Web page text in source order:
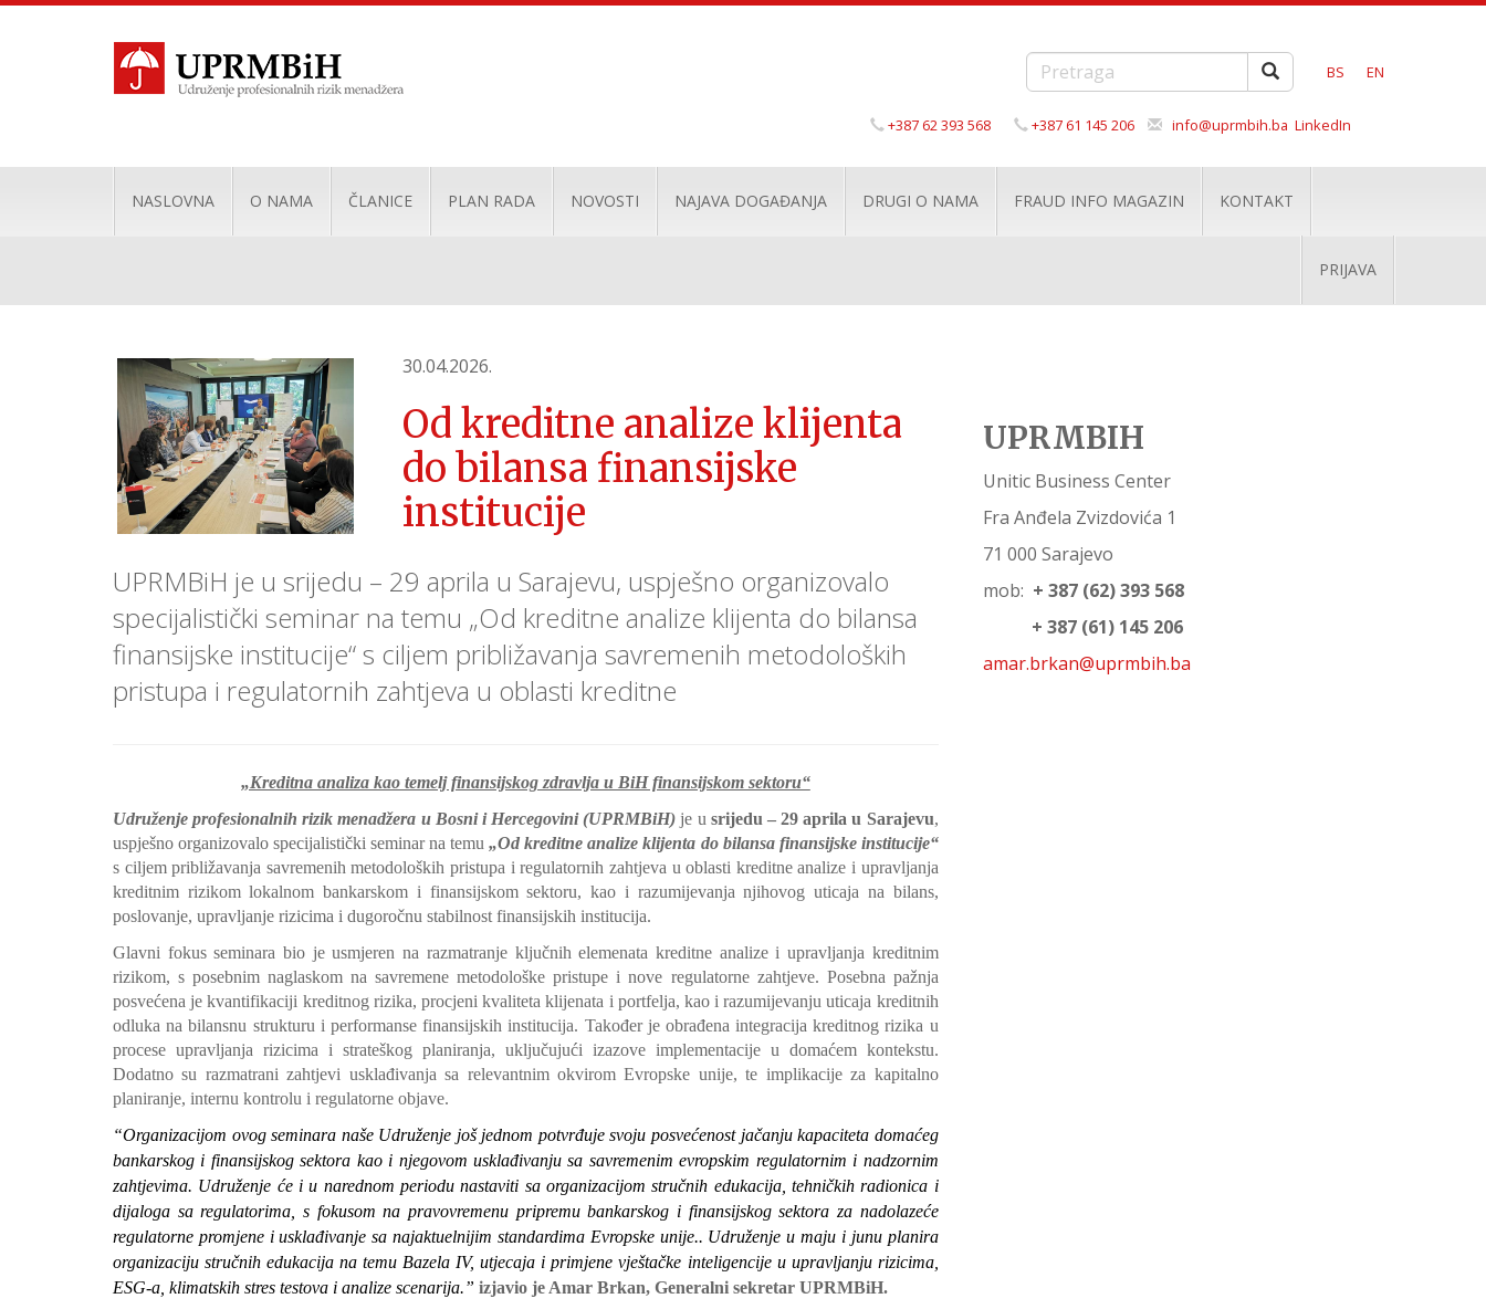
BS EN
+387 62 393 568 +387 61 145 206 info@uprmbih.ba LinkedIn
NASLOVNA O NAMA ČLANICE PLAN RADA NOVOSTI NAJAVA DOGAĐANJA DRUGI O NAMA FRAUD INFO MAGAZIN KONTAKT
PRIJAVA
30.04.2026.
Od kreditne analize klijenta
do bilansa finansijske
institucije
UPRMBiH je u srijedu – 29 aprila u Sarajevu, uspješno organizovalo
specijalistički seminar na temu „Od kreditne analize klijenta do bilansa
finansijske institucije“ s ciljem približavanja savremenih metodoloških
pristupa i regulatornih zahtjeva u oblasti kreditne
„Kreditna analiza kao temelj finansijskog zdravlja u BiH finansijskom sektoru“
Udruženje profesionalnih rizik menadžera u Bosni i Hercegovini (UPRMBiH) je u srijedu – 29 aprila u Sarajevu,
uspješno organizovalo specijalistički seminar na temu„Od kreditne analize klijenta do bilansa finansijske institucije“
s ciljem približavanja savremenih metodoloških pristupa i regulatornih zahtjeva u oblasti kreditne analize i upravljanja
kreditnim rizikom lokalnom bankarskom i finansijskom sektoru, kao i razumijevanja njihovog uticaja na bilans,
poslovanje, upravljanje rizicima i dugoročnu stabilnost finansijskih institucija.
Glavni fokus seminara bio je usmjeren na razmatranje ključnih elemenata kreditne analize i upravljanja kreditnim
rizikom, s posebnim naglaskom na savremene metodološke pristupe i nove regulatorne zahtjeve. Posebna pažnja
posvećena je kvantifikaciji kreditnog rizika, procjeni kvaliteta klijenata i portfelja, kao i razumijevanju uticaja kreditnih
odluka na bilansnu strukturu i performanse finansijskih institucija. Također je obrađena integracija kreditnog rizika u
procese upravljanja rizicima i strateškog planiranja, uključujući izazove implementacije u domaćem kontekstu.
Dodatno su razmatrani zahtjevi usklađivanja sa relevantnim okvirom Evropske unije, te implikacije za kapitalno
planiranje, internu kontrolu i regulatorne objave.
“Organizacijom ovog seminara naše Udruženje još jednom potvrđuje svoju posvećenost jačanju kapaciteta domaćeg
bankarskog i finansijskog sektora kao i njegovom usklađivanju sa savremenim evropskim regulatornim i nadzornim
zahtjevima. Udruženje će i u narednom periodu nastaviti sa organizacijom stručnih edukacija, tehničkih radionica i
dijaloga sa regulatorima, s fokusom na pravovremenu pripremu bankarskog i finansijskog sektora za nadolazeće
regulatorne promjene i usklađivanje sa najaktuelnijim standardima Evropske unije.. Udruženje u maju i junu planira
organizaciju stručnih edukacija na temu Bazela IV, utjecaja i primjene vještačke inteligencije u upravljanju rizicima,
ESG-a, klimatskih stres testova i analize scenarija.” izjavio je Amar Brkan, Generalni sekretar UPRMBiH.
UPRMBIH
Unitic Business Center
Fra Anđela Zvizdovića 1
71 000 Sarajevo
mob: + 387 (62) 393 568
+ 387 (61) 145 206
amar.brkan@uprmbih.ba